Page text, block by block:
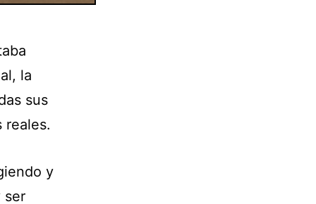
la
sus
reales.
y
ser